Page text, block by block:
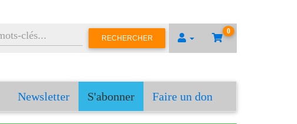
0
RECHERCHER
Newsletter S'abonner Faire un don